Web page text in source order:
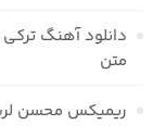
متن
ریمیکس محسن